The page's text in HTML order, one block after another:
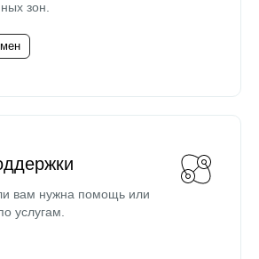
зон.
вам нужна помощь или
услугам.